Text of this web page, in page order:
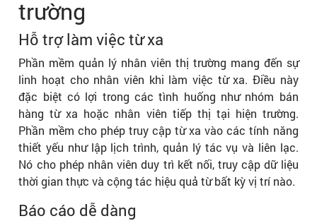
trường
Hỗ trợ làm việc từ xa
Phần mềm quản lý nhân viên thị trường mang đến sự
linh hoạt cho nhân viên khi làm việc từ xa. Điều này
đặc biệt có lợi trong các tình huống như nhóm bán
hàng từ xa hoặc nhân viên tiếp thị tại hiện trường.
Phần mềm cho phép truy cập từ xa vào các tính năng
thiết yếu như lập lịch trình, quản lý tác vụ và liên lạc.
Nó cho phép nhân viên duy trì kết nối, truy cập dữ liệu
thời gian thực và cộng tác hiệu quả từ bất kỳ vị trí nào.
Báo cáo dễ dàng